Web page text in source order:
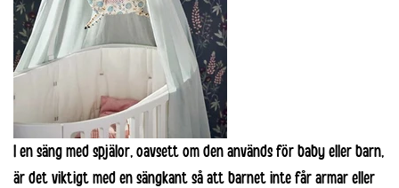
I en säng med spjälor, oavsett om den används för baby eller barn,
är det viktigt med en sängkant så att barnet inte får armar eller